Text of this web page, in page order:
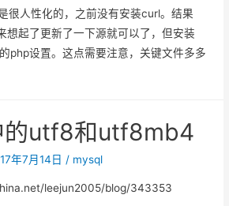
很人性化的，之前没有安装curl。结果
想起了更新了一下源就可以了，但安装
php设置。这点需要注意，关键文件多多
的utf8和utf8mb4
年7月14日 / mysql
leejun2005/blog/343353